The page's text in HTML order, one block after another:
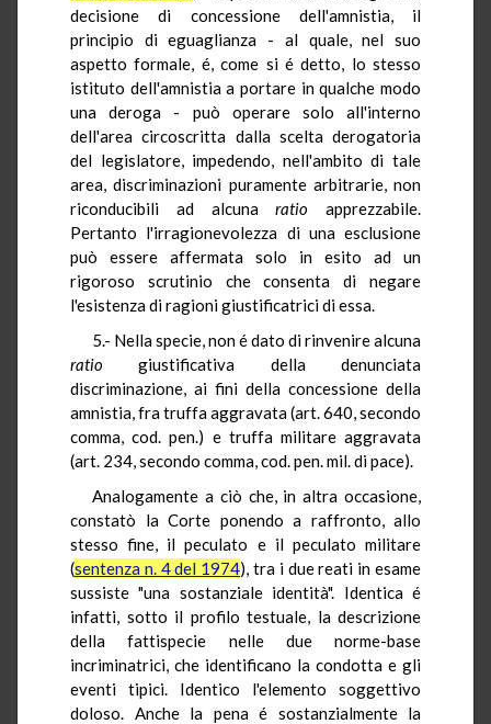
decisione di concessione dell'amnistia, il
principio di eguaglianza - al quale, nel suo
aspetto formale, é, come si é detto, lo stesso
istituto dell'amnistia a portare in qualche modo
una deroga - può operare solo all'interno
dell'area circoscritta dalla scelta derogatoria
del legislatore, impedendo, nell'ambito di tale
area, discriminazioni puramente arbitrarie, non
riconducibili ad alcunaratio apprezzabile.
Pertanto l'irragionevolezza di una esclusione
può essere affermata solo in esito ad un
rigoroso scrutinio che consenta di negare
l'esistenza di ragioni giustificatrici di essa.
5.- Nella specie, non é dato di rinvenire alcuna
ratio giustificativa della denunciata
discriminazione, ai fini della concessione della
amnistia, fra truffa aggravata (art. 640, secondo
comma, cod. pen.) e truffa militare aggravata
(art. 234, secondo comma, cod. pen. mil. di pace).
Analogamente a ciò che, in altra occasione,
constatò la Corte ponendo a raffronto, allo
stesso fine, il peculato e il peculato militare
(sentenza n. 4 del 1974), tra i due reati in esame
sussiste "una sostanziale identità". Identica é
infatti, sotto il profilo testuale, la descrizione
della fattispecie nelle due norme-base
incriminatrici, che identificano la condotta e gli
eventi tipici. Identico l'elemento soggettivo
doloso. Anche la pena é sostanzialmente la